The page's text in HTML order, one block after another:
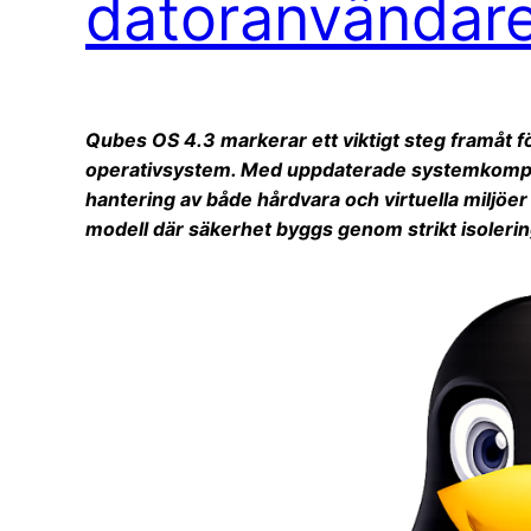
Qubes OS 4.3 markerar ett viktigt steg framåt
operativsystem. Med uppdaterade
hantering av både hårdvara och virtuella
modell där säkerhet byggs genom strikt